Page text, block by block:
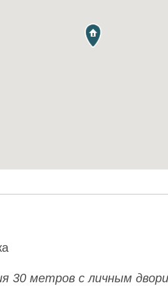
30 метров с личным